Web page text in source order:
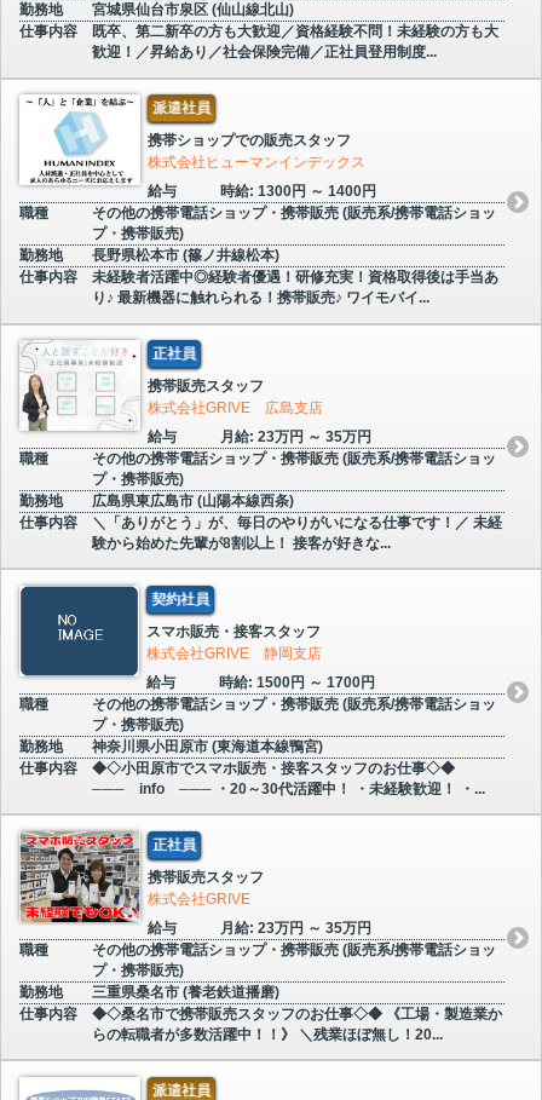
勤務地
宮城県仙台市泉区 (仙山線北山)
仕事内容
既卒、第二新卒の方も大歓迎／資格経験不問！未経験の方も大
歓迎！／昇給あり／社会保険完備／正社員登用制度...
派遣社員
携帯ショップでの販売スタッフ
株式会社ヒューマンインデックス
給与
時給: 1300円 ～ 1400円
職種
その他の携帯電話ショップ・携帯販売 (販売系/携帯電話ショッ
プ・携帯販売)
勤務地
長野県松本市 (篠ノ井線松本)
仕事内容
未経験者活躍中◎経験者優遇！研修充実！資格取得後は手当あ
り♪ 最新機器に触れられる！携帯販売♪ ワイモバイ...
正社員
携帯販売スタッフ
株式会社GRIVE 広島支店
給与
月給: 23万円 ～ 35万円
職種
その他の携帯電話ショップ・携帯販売 (販売系/携帯電話ショッ
プ・携帯販売)
勤務地
広島県東広島市 (山陽本線西条)
仕事内容
＼「ありがとう」が、毎日のやりがいになる仕事です！／ 未経
験から始めた先輩が8割以上！ 接客が好きな...
契約社員
スマホ販売・接客スタッフ
株式会社GRIVE 静岡支店
給与
時給: 1500円 ～ 1700円
職種
その他の携帯電話ショップ・携帯販売 (販売系/携帯電話ショッ
プ・携帯販売)
勤務地
神奈川県小田原市 (東海道本線鴨宮)
仕事内容
◆◇小田原市でスマホ販売・接客スタッフのお仕事◇◆
─── info ─── ・20～30代活躍中！ ・未経験歓迎！ ・...
正社員
携帯販売スタッフ
株式会社GRIVE
給与
月給: 23万円 ～ 35万円
職種
その他の携帯電話ショップ・携帯販売 (販売系/携帯電話ショッ
プ・携帯販売)
勤務地
三重県桑名市 (養老鉄道播磨)
仕事内容
◆◇桑名市で携帯販売スタッフのお仕事◇◆ 《工場・製造業か
らの転職者が多数活躍中！！》 ＼残業ほぼ無し！20...
派遣社員